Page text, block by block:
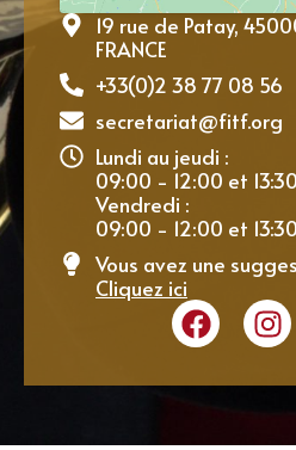
19 rue de Patay,
FRANCE
+33(0)2 38 77 08 56
secretariat@fitf.org
Lundi au jeudi :
09:00 - 12:00 et
Vendredi :
09:00 - 12:00 et
Vous avez une
Cliquez ici